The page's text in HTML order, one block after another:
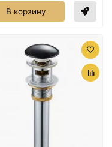
В корзину